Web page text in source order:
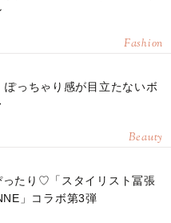
Fashion
っちゃり感が目立たないボ
Beauty
ったり♡「スタイリスト冨張
」コラボ第3弾